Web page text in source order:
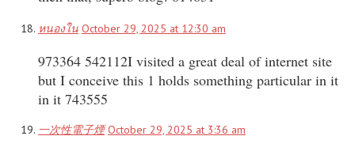
หนองใน October 29, 2025 at 12:30 am
973364 542112I visited a great deal of internet site
but I conceive this 1 holds something particular in it
in it 743555
一次性電子煙 October 29, 2025 at 3:36 am